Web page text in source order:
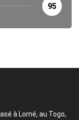
95
à Lomé, au Togo,